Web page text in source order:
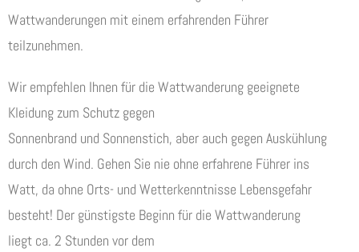
Wattwanderungen mit einem erfahrenden Führer
teilzunehmen.
Wir empfehlen Ihnen für die Wattwanderung geeignete
Kleidung zum Schutz gegen
Sonnenbrand und Sonnenstich, aber auch gegen Auskühlung
durch den Wind. Gehen Sie nie ohne erfahrene Führer ins
Watt, da ohne Orts- und Wetterkenntnisse Lebensgefahr
besteht! Der günstigste Beginn für die Wattwanderung
liegt ca. 2 Stunden vor dem